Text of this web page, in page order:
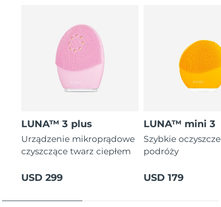
LUNA™ 3 plus
Urządzenie mikroprądowe
czyszczące twarz ciepłem
USD 299
LUNA™ mini 3
Szybkie
podróży
USD 179